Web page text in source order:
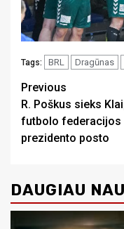
Tags: BRL Dragūnas
Continue
Reading
Previous
R. Poškus sieks
futbolo federacijos
prezidento posto
DAUGIAU